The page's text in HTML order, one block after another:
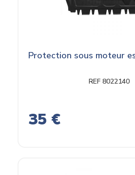
Protection sous moteur
REF 8022140
35 €